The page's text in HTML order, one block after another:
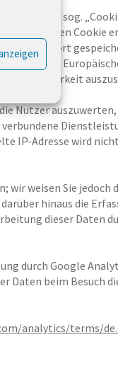
sog.
Die durch den
und dort
der
Nutzer
IP-Adresse wird
weisen Sie jedoch
hinaus die
dieser Daten
durch Google
beim Besuch
analytics/terms/